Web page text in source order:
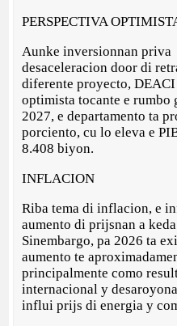
PERSPECTIVA
Aunke inversionnan
desaceleracion door di
diferente proyecto,
optimista tocante e rumbo
2027, e departamento ta
porciento, cu lo eleva e
8.408 biyon.
INFLACION
Riba tema di inflacion, e
aumento di prijsnan a
Sinembargo, pa 2026 ta
aumento te
principalmente como
internacional y
influi prijs di energia y